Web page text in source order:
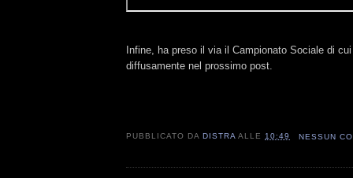
Infine, ha preso il via il Campionato Sociale di
diffusamente nel prossimo post.
PUBBLICATO DA DISTRA ALLE10:49 NESSUN